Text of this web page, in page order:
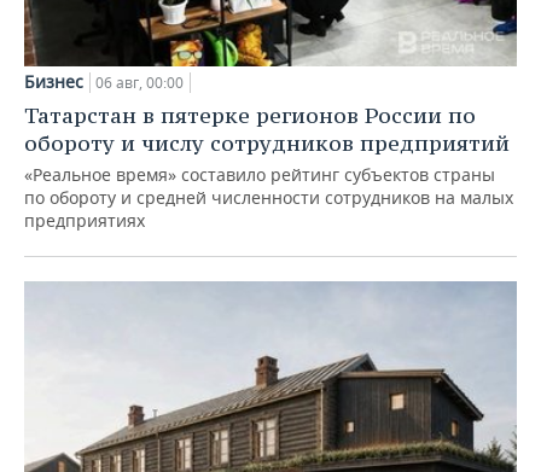
Бизнес 06 авг, 00:00
Татарстан в пятерке регионов России по
обороту и числу сотрудников предприятий
«Реальное время» составило рейтинг субъектов страны
по обороту и средней численности сотрудников на малых
предприятиях